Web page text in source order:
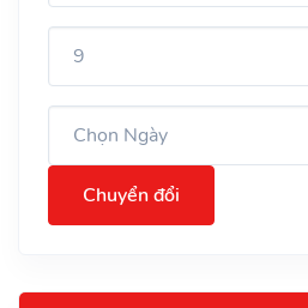
Chuyển đổi